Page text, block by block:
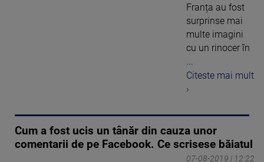
Franța au fost
surprinse mai
multe imagini
cu un rinocer în
Citeste mai mult
›
Cum a fost ucis un tânăr din cauza unor
comentarii de pe Facebook. Ce scrisese băiatul
07-08-2019 | 12:22